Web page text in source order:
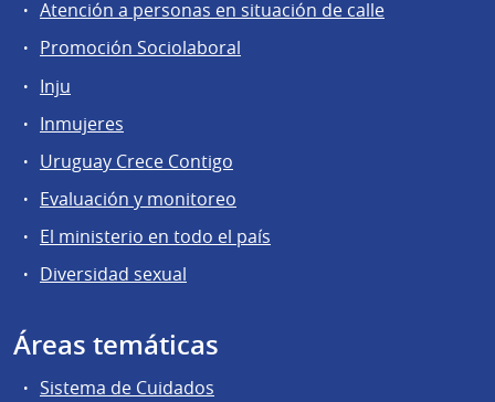
Atención a personas en situación de calle
Promoción Sociolaboral
Inju
Inmujeres
Uruguay Crece Contigo
Evaluación y monitoreo
El ministerio en todo el país
Diversidad sexual
Áreas temáticas
Sistema de Cuidados